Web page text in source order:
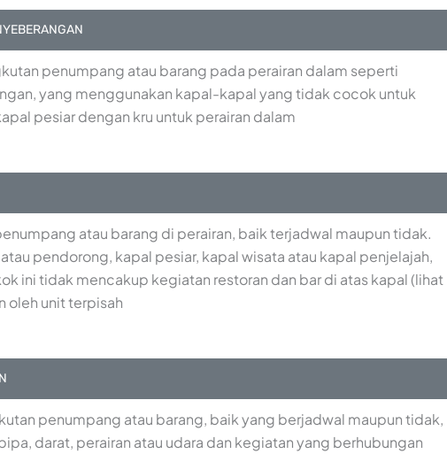
penumpang atau barang pada perairan dalam seperti
yang menggunakan kapal-kapal yang tidak cocok untuk
pesiar dengan kru untuk perairan dalam
atau barang di perairan, baik terjadwal maupun tidak.
pendorong, kapal pesiar, kapal wisata atau kapal penjelajah,
ini tidak mencakup kegiatan restoran dan bar di atas kapal (lihat
oleh unit terpisah
penumpang atau barang, baik yang berjadwal maupun tidak,
darat, perairan atau udara dan kegiatan yang berhubungan